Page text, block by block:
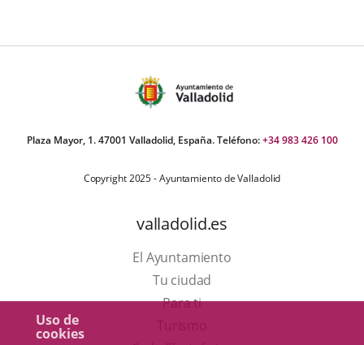
Uso de
cookies
Plaza Mayor, 1. 47001 Valladolid, España. Teléfono:+34 983 426 100
Copyright 2025 - Ayuntamiento de Valladolid
valladolid.es
El Ayuntamiento
Tu ciudad
Para ti